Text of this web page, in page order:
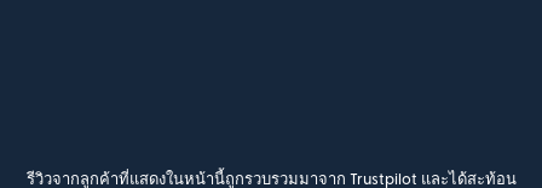
รีวิวจากลูกค้าที่แสดงในหน้านี้ถูกรวบรวมมาจาก Trustpilot และได้สะท้อน